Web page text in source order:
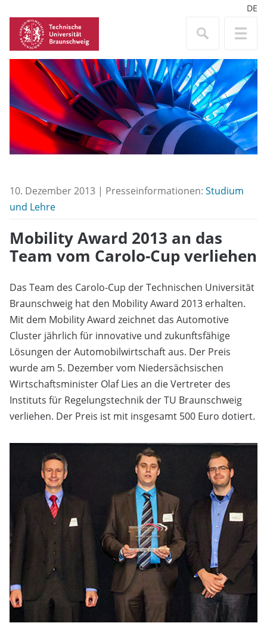
DE
10. Dezember 2013 | Presseinformationen: Studium
und Lehre
Mobility Award 2013 an das
Team vom Carolo-Cup verliehen
Das Team des Carolo-Cup der Technischen Universität
Braunschweig hat den Mobility Award 2013 erhalten.
Mit dem Mobility Award zeichnet das Automotive
Cluster jährlich für innovative und zukunftsfähige
Lösungen der Automobilwirtschaft aus. Der Preis
wurde am 5. Dezember vom Niedersächsischen
Wirtschaftsminister Olaf Lies an die Vertreter des
Instituts für Regelungstechnik der TU Braunschweig
verliehen. Der Preis ist mit insgesamt 500 Euro dotiert.